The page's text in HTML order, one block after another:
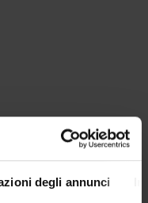
degli annunci